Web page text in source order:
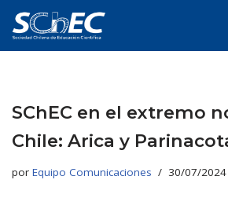
Saltar
SChEC en el extremo
Chile: Arica y
por Equipo Comunicaciones 30/07/2024